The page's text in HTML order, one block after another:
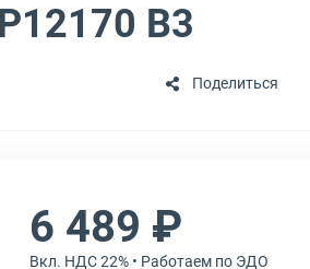
B3
Поделиться
6 489 ₽
Вкл. НДС 22% • Работаем по ЭДО